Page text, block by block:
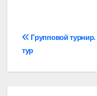
Навігація
записів
Групповой турнир.
тур